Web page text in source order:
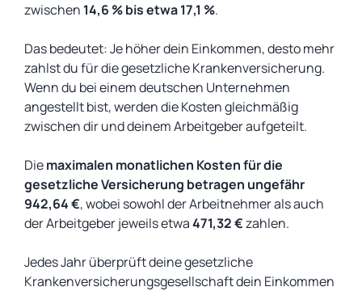
zwischen 14,6 % bis etwa 17,1 %.
Das bedeutet: Je höher dein Einkommen, desto mehr
zahlst du für die gesetzliche Krankenversicherung.
Wenn du bei einem deutschen Unternehmen
angestellt bist, werden die Kosten gleichmäßig
zwischen dir und deinem Arbeitgeber aufgeteilt.
Diemaximalen monatlichen Kosten für die
gesetzliche Versicherung betragen ungefähr
942,64 €, wobei sowohl der Arbeitnehmer als auch
der Arbeitgeber jeweils etwa471,32 €zahlen.
Jedes Jahr überprüft deine gesetzliche
Krankenversicherungsgesellschaft dein Einkommen